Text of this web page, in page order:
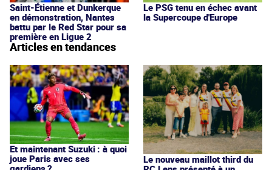
Saint-Étienne et Dunkerque
en démonstration, Nantes
battu par le Red Star pour sa
première en Ligue 2
Le PSG tenu en échec avant
la Supercoupe d'Europe
Articles en tendances
Et maintenant Suzuki : à quoi
joue Paris avec ses
Le nouveau maillot third du